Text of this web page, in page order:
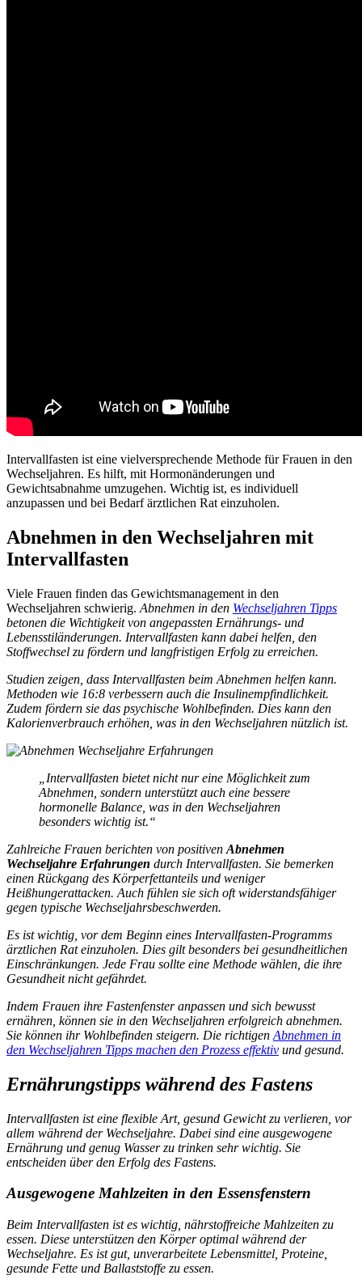
Intervallfasten ist eine vielversprechende Methode für Frauen in den
Wechseljahren. Es hilft, mit Hormonänderungen und
Gewichtsabnahme umzugehen. Wichtig ist, es individuell
anzupassen und bei Bedarf ärztlichen Rat einzuholen.
Abnehmen in den Wechseljahren mit
Intervallfasten
Viele Frauen finden das Gewichtsmanagement in den
Wechseljahren schwierig. Abnehmen in den Wechseljahren Tipps
betonen die Wichtigkeit von angepassten Ernährungs- und
Lebensstiländerungen. Intervallfasten kann dabei helfen, den
Stoffwechsel zu fördern und langfristigen Erfolg zu erreichen.
Studien zeigen, dass Intervallfasten beim Abnehmen helfen kann.
Methoden wie 16:8 verbessern auch die Insulinempfindlichkeit.
Zudem fördern sie das psychische Wohlbefinden. Dies kann den
Kalorienverbrauch erhöhen, was in den Wechseljahren nützlich ist.
„Intervallfasten bietet nicht nur eine Möglichkeit zum
Abnehmen, sondern unterstützt auch eine bessere
hormonelle Balance, was in den Wechseljahren
besonders wichtig ist.“
Zahlreiche Frauen berichten von positiven Abnehmen
Wechseljahre Erfahrungen durch Intervallfasten. Sie bemerken
einen Rückgang des Körperfettanteils und weniger
Heißhungerattacken. Auch fühlen sie sich oft widerstandsfähiger
gegen typische Wechseljahrsbeschwerden.
Es ist wichtig, vor dem Beginn eines Intervallfasten-Programms
ärztlichen Rat einzuholen. Dies gilt besonders bei gesundheitlichen
Einschränkungen. Jede Frau sollte eine Methode wählen, die ihre
Gesundheit nicht gefährdet.
Indem Frauen ihre Fastenfenster anpassen und sich bewusst
ernähren, können sie in den Wechseljahren erfolgreich abnehmen.
Sie können ihr Wohlbefinden steigern. Die richtigen Abnehmen in
den Wechseljahren Tipps machen den Prozess effektiv und gesund.
Ernährungstipps während des Fastens
Intervallfasten ist eine flexible Art, gesund Gewicht zu verlieren, vor
allem während der Wechseljahre. Dabei sind eine ausgewogene
Ernährung und genug Wasser zu trinken sehr wichtig. Sie
entscheiden über den Erfolg des Fastens.
Ausgewogene Mahlzeiten in den Essensfenstern
Beim Intervallfasten ist es wichtig, nährstoffreiche Mahlzeiten zu
essen. Diese unterstützen den Körper optimal während der
Wechseljahre. Es ist gut, unverarbeitete Lebensmittel, Proteine,
gesunde Fette und Ballaststoffe zu essen.